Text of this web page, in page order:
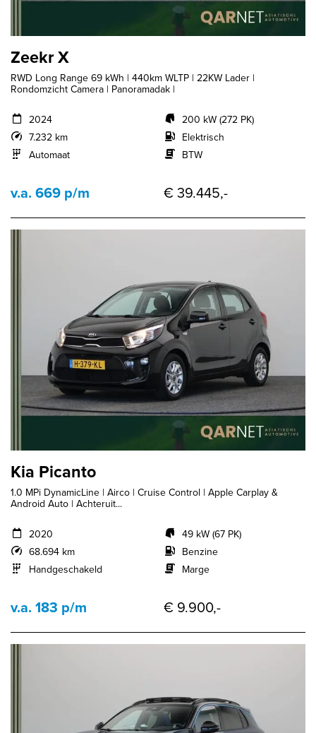
Zeekr X
RWD Long Range 69 kWh | 440km WLTP | 22KW Lader |
Rondomzicht Camera | Panoramadak |
2024
7.232 km
Automaat
200 kW (272 PK)
Elektrisch
BTW
v.a. 669 p/m € 39.445,-
Kia Picanto
1.0 MPi DynamicLine | Airco | Cruise Control | Apple Carplay &
Android Auto | Achteruit...
2020
68.694 km
Handgeschakeld
49 kW (67 PK)
Benzine
Marge
v.a. 183 p/m € 9.900,-